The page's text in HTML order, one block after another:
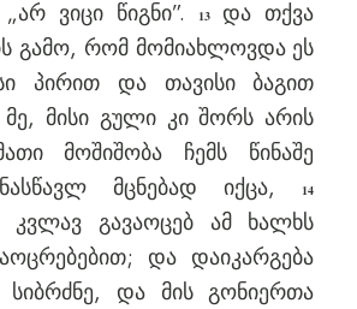
ვიცი წიგნი”. 13და თქვა
გამო, რომ მომიახლოვდა ეს
პირით და თავისი ბაგით
მე, მისი გული კი შორს არის
მოშიშობა ჩემს წინაშე
მცნებად იქცა,
14
კვლავ გავაოცებ ამ ხალხს
და დაიკარგება
სიბრძნე, და მის გონიერთა